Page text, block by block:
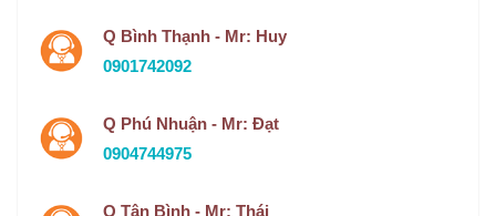
Q Bình Thạnh - Mr: Huy
0901742092
Q Phú Nhuận - Mr: Đạt
0904744975
Q Tân Bình - Mr: Thái